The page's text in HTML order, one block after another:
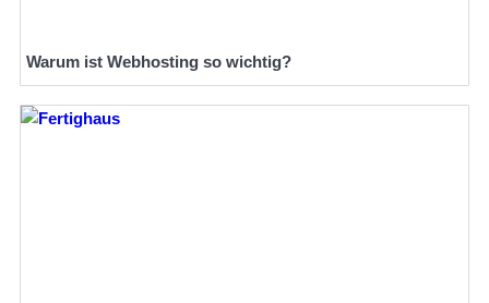
Warum ist Webhosting so wichtig?